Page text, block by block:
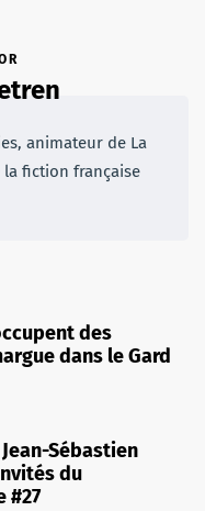
animateur de La
la fiction française
des
dans le Gard
Sébastien
du
#27